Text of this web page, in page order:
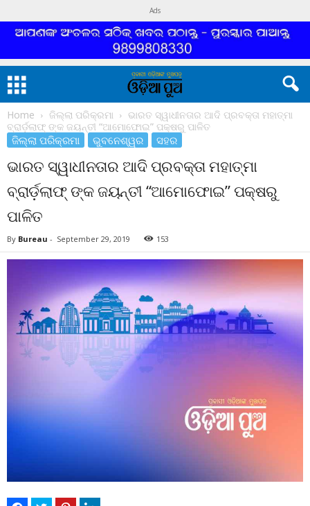
Ads
Home ଜିଲ୍ଲା ପରିକ୍ରମା
ଭାରତ ସ୍ୱାଧୀନତାର ଆଦି ପ୍ରବକ୍ତା ମହାତ୍ମା
ବ୍ରାର୍ଡ଼ଲାଫ୍ ଙ୍କ ଜୟନ୍ତୀ “ଆମୋଫୋଇ” ପକ୍ଷରୁ ପାଳିତ
ଜିଲ୍ଲା ପରିକ୍ରମା ଭୁବନେଶ୍ୱର ସହର
ଭାରତ ସ୍ୱାଧୀନତାର ଆଦି ପ୍ରବକ୍ତା ମହାତ୍ମା
ବ୍ରାର୍ଡ଼ଲାଫ୍ ଙ୍କ ଜୟନ୍ତୀ “ଆମୋଫୋଇ” ପକ୍ଷରୁ
ପାଳିତ
By Bureau - September 29, 2019 153